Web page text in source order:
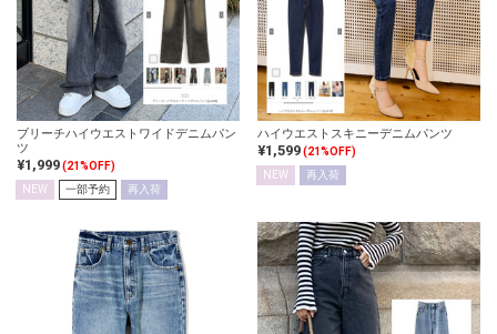
ブリーチハイウエストワイドデニムパン
ツ
¥1,999(21%OFF)
NEW
一部予約 再入荷
ハイウエストスキニーデニムパンツ
¥1,599(21%OFF)
NEW
再入荷